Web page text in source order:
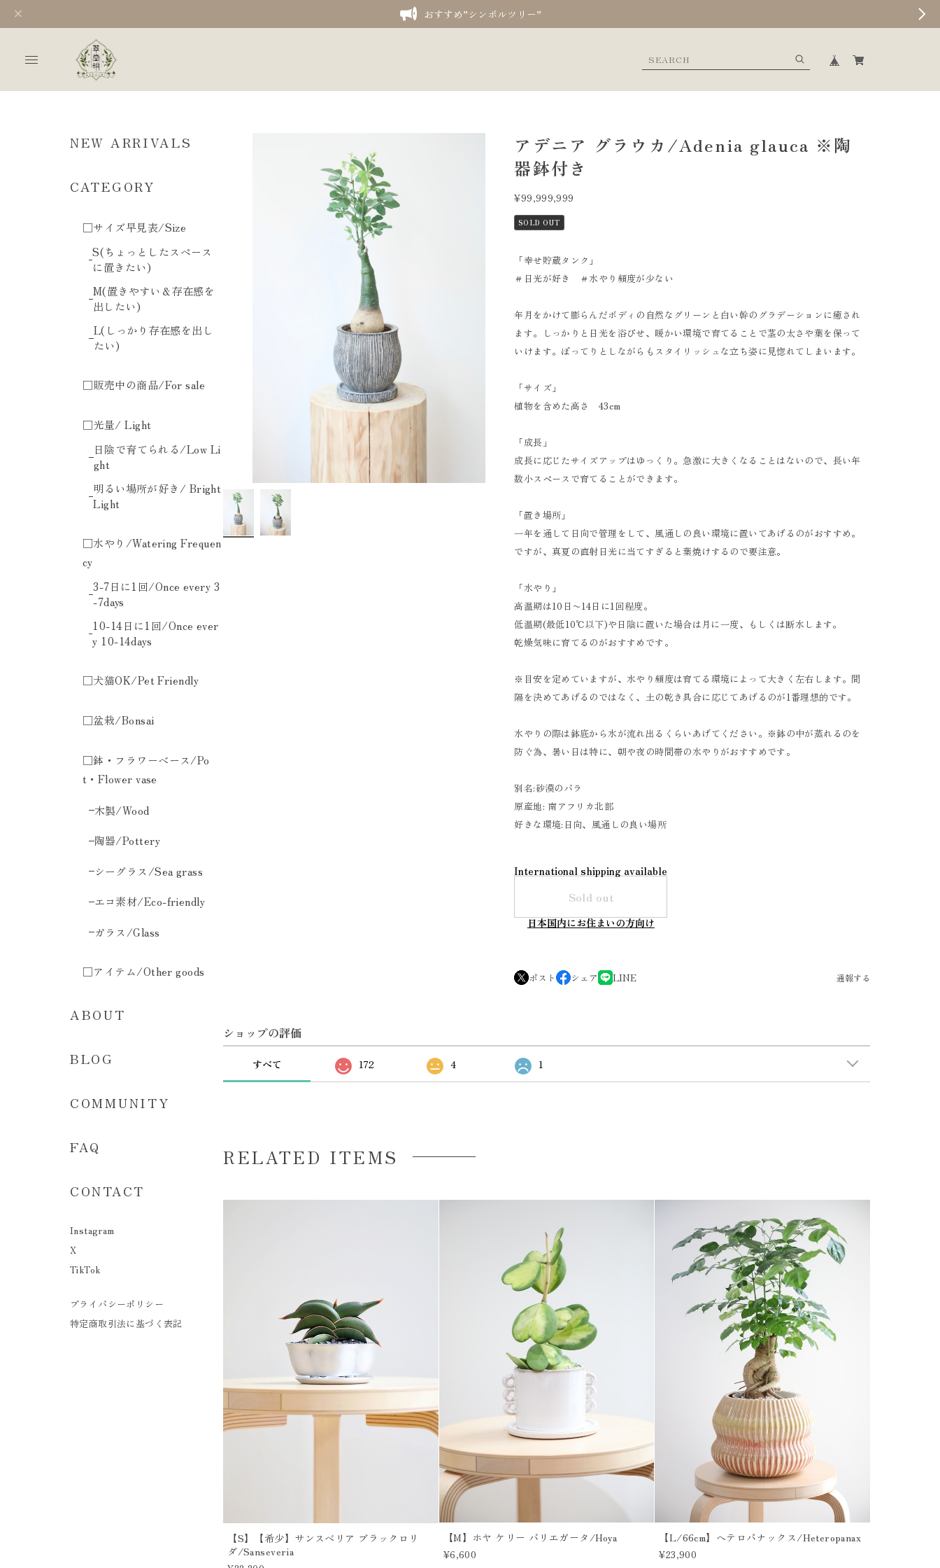
おすすめ”シンボルツリー”
NEW ARRIVALS
CATEGORY
□サイズ早見表/Size
S(ちょっとしたスペース
に置きたい)
M(置きやすい＆存在感を
出したい)
L(しっかり存在感を出し
たい)
□販売中の商品/For sale
□光量/ Light
日陰で育てられる/Low Li
ght
明るい場所が好き/ Bright
Light
□水やり/Watering Frequen
cy
3-7日に1回/Once every 3
-7days
10-14日に1回/Once ever
y 10-14days
□犬猫OK/Pet Friendly
□盆栽/Bonsai
□鉢・フラワーベース/Po
t・Flower vase
木製/Wood
陶器/Pottery
シーグラス/Sea grass
エコ素材/Eco-friendly
ガラス/Glass
□アイテム/Other goods
ABOUT
BLOG
COMMUNITY
FAQ
CONTACT
Instagram
X
TikTok
プライバシーポリシー
特定商取引法に基づく表記
アデニア グラウカ/Adenia glauca ※陶
器鉢付き
¥99,999,999
SOLD OUT
「幸せ貯蔵タンク」
＃日光が好き ＃水やり頻度が少ない
年月をかけて膨らんだボディの自然なグリーンと白い幹のグラデーションに癒され
ます。しっかりと日光を浴びせ、暖かい環境で育てることで茎の太さや葉を保って
いけます。ぽってりとしながらもスタイリッシュな立ち姿に見惚れてしまいます。
「サイズ」
植物を含めた高さ 43cm
「成長」
成長に応じたサイズアップはゆっくり。急激に大きくなることはないので、長い年
数小スペースで育てることができます。
「置き場所」
一年を通して日向で管理をして、風通しの良い環境に置いてあげるのがおすすめ。
ですが、真夏の直射日光に当てすぎると葉焼けするので要注意。
「水やり」
高温期は10日〜14日に1回程度。
低温期(最低10℃以下)や日陰に置いた場合は月に一度、もしくは断水します。
乾燥気味に育てるのがおすすめです。
※目安を定めていますが、水やり頻度は育てる環境によって大きく左右します。間
隔を決めてあげるのではなく、土の乾き具合に応じてあげるのが1番理想的です。
水やりの際は鉢底から水が流れ出るくらいあげてください。※鉢の中が蒸れるのを
防ぐ為、暑い日は特に、朝や夜の時間帯の水やりがおすすめです。
別名:砂漠のバラ
原産地: 南アフリカ北部
好きな環境:日向、風通しの良い場所
International shipping available
Sold out
日本国内にお住まいの方向け
ポスト シェア LINE 通報する
ショップの評価
すべて 172 4 1
RELATED ITEMS
【S】【希少】サンスベリア ブラックロリ
ダ/Sanseveria
【M】ホヤ ケリー バリエガータ/Hoya
¥6,600
【L/66cm】ヘテロパナックス/Heteropanax
¥23,900